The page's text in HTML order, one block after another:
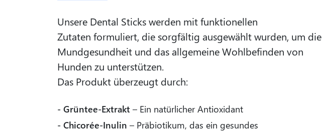
Unsere Dental Sticks werden mit funktionellen
Zutaten formuliert, die sorgfältig ausgewählt wurden, um die
Mundgesundheit und das allgemeine Wohlbefinden von
Hunden zu unterstützen.
Das Produkt überzeugt durch:
- Grüntee-Extrakt – Ein natürlicher Antioxidant
- Chicorée-Inulin – Präbiotikum, das ein gesundes